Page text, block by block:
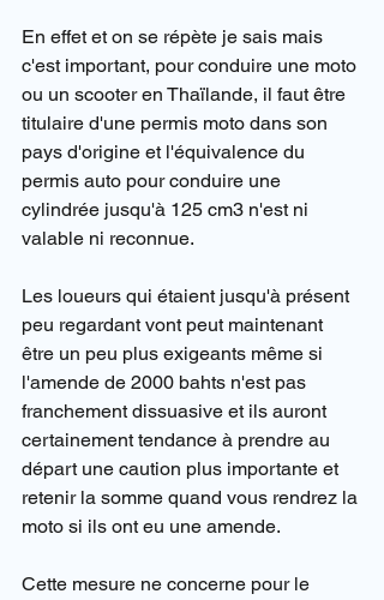
En effet et on se répète je sais mais
c'est important, pour conduire une moto
ou un scooter en Thaïlande, il faut être
titulaire d'une permis moto dans son
pays d'origine et l'équivalence du
permis auto pour conduire une
cylindrée jusqu'à 125 cm3 n'est ni
valable ni reconnue.
Les loueurs qui étaient jusqu'à présent
peu regardant vont peut maintenant
être un peu plus exigeants même si
l'amende de 2000 bahts n'est pas
franchement dissuasive et ils auront
certainement tendance à prendre au
départ une caution plus importante et
retenir la somme quand vous rendrez la
moto si ils ont eu une amende.
Cette mesure ne concerne pour le